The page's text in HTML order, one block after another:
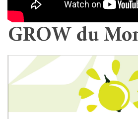
GROW du